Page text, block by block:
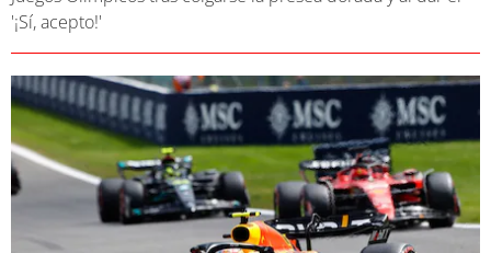
'¡Sí, acepto!'